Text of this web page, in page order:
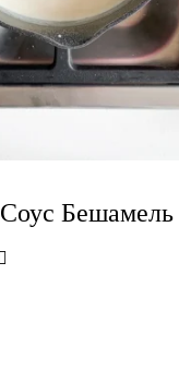
Соус Бешамель